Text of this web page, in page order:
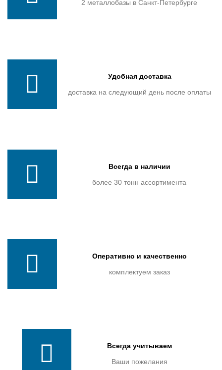
2 металлобазы в Санкт-Петербурге
Удобная доставка
доставка на следующий день после оплаты
Всегда в наличии
более 30 тонн ассортимента
Оперативно и качественно
комплектуем заказ
Всегда учитываем
Ваши пожелания